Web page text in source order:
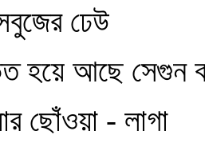
ঢেউ
আছে সেগুন
ছোঁওয়া - লাগা